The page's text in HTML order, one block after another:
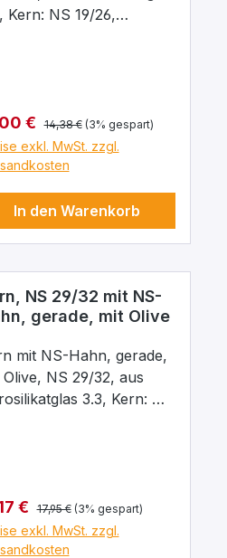
Kern: NS 19/26,
€ Regulärer Preis:
14,38 € (3% gespart)
exkl. MwSt. zzgl.
In den Warenkorb
NS 29/32 mit NS-
gerade, mit Olive
mit NS-Hahn, gerade,
Olive, NS 29/32, aus
3.3, Kern: NS
€ Regulärer Preis:
17,95 € (3% gespart)
exkl. MwSt. zzgl.